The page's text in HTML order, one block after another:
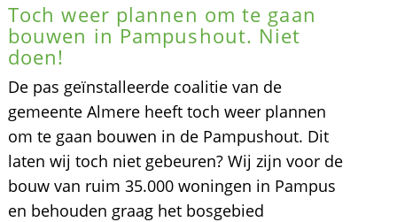
Toch weer plannen om te gaan
bouwen in Pampushout. Niet
doen!
De pas geïnstalleerde coalitie van de
gemeente Almere heeft toch weer plannen
om te gaan bouwen in de Pampushout. Dit
laten wij toch niet gebeuren? Wij zijn voor de
bouw van ruim 35.000 woningen in Pampus
en behouden graag het bosgebied